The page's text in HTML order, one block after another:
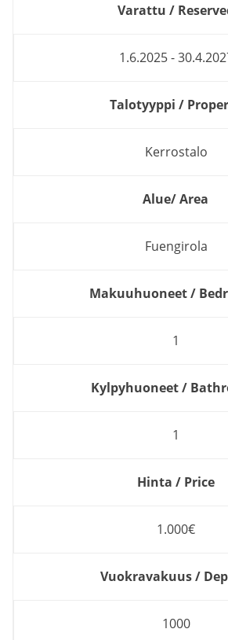
Varattu /
1.6.2025 -
Talotyyppi /
Kerrostalo
Alue/ Area
Fuengirola
Makuuhuoneet /
1
Kylpyhuoneet /
1
Hinta / Price
1.000€
Vuokravakuus /
1000